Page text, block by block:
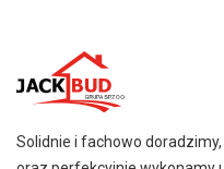
Solidnie i fachowo